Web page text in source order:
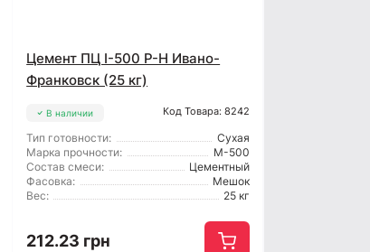
Цемент ПЦ І-500 Р-Н Ивано-
Франковск (25 кг)
В наличии Код Товара: 8242
Тип готовности:
Сухая
Марка прочности:
М-500
Состав смеси:
Цементный
Фасовка:
Мешок
Вес:
25 кг
212.23 грн